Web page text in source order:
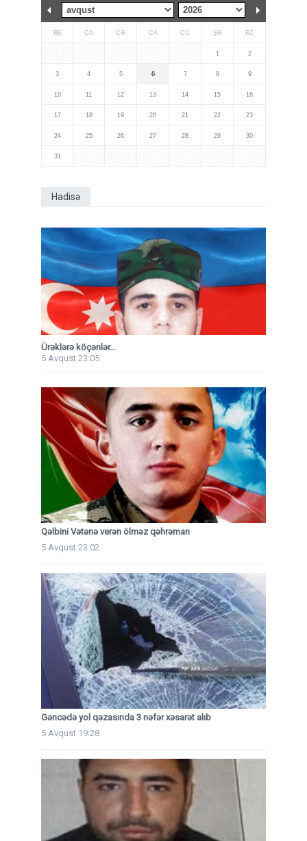
BE ÇA ÇƏ CA CÜ ŞƏ BZ
1 2
3 4 5 6 7 8 9
10 11 12 13 14 15 16
17 18 19 20 21 22 23
24 25 26 27 28 29 30
31
Hadisə
Ürəklərə köçənlər...
5 Avqust 23:05
Qəlbini Vətənə verən ölməz qəhrəman
5 Avqust 23:02
Gəncədə yol qəzasında 3 nəfər xəsarət alıb
5 Avqust 19:28